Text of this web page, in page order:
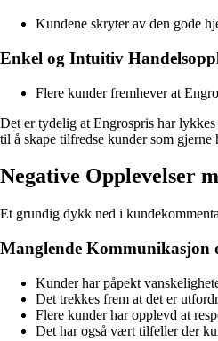
Kundene skryter av den gode
Enkel og Intuitiv
Flere kunder fremhever at
Det er tydelig at Engrospris har
til å skape tilfredse kunder som
Negative Opplevelser
Et grundig dykk ned i
Manglende Kommunikasjon
Kunder har påpekt
Det trekkes frem at det er
Flere kunder har opplevd at
Det har også vært tilfeller der